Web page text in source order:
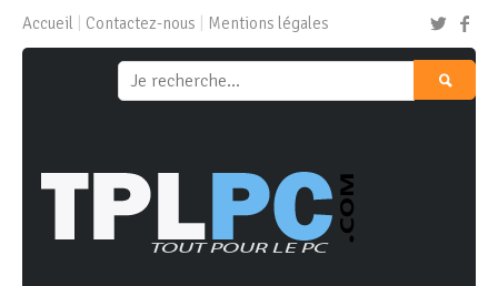
Accueil Contactez-nous Mentions légales